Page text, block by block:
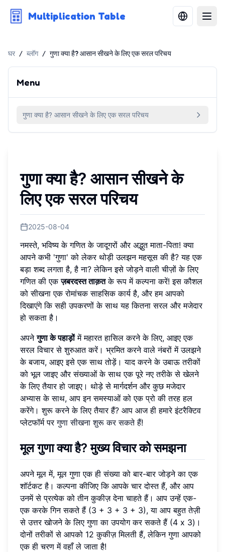
Multiplication Table
घर / ब्लॉग / गुणा क्या है? आसान सीखने के लिए एक सरल परिचय
Menu
गुणा क्या है? आसान सीखने के लिए एक सरल परिचय
गुणा क्या है? आसान सीखने के
लिए एक सरल परिचय
2025-08-04
नमस्ते, भविष्य के गणित के जादूगरों और अद्भुत माता-पिता! क्या
आपने कभी 'गुणा' को लेकर थोड़ी उलझन महसूस की है? यह एक
बड़ा शब्द लगता है, है ना? लेकिन इसे जोड़ने वाली चीज़ों के लिए
गणित की एकज़बरदस्त ताक़तके रूप में कल्पना करें! इस कौशल
को सीखना एक रोमांचक साहसिक कार्य है, और हम आपको
दिखाएंगे कि सही उपकरणों के साथ यह कितना सरल और मजेदार
हो सकता है।
अपनेगुणा के पहाड़ोंमें महारत हासिल करने के लिए, आइए एक
सरल विचार से शुरुआत करें। भ्रमित करने वाले नंबरों में उलझने
के बजाय, आइए इसे एक साथ तोड़ें। याद करने के उबाऊ तरीकों
को भूल जाइए और संख्याओं के साथ एक पूरे नए तरीके से खेलने
के लिए तैयार हो जाइए। थोड़े से मार्गदर्शन और कुछ मजेदार
अभ्यास के साथ, आप इन समस्याओं को एक प्रो की तरह हल
करेंगे। शुरू करने के लिए तैयार हैं? आप आज ही हमारे इंटरैक्टिव
प्लेटफॉर्म परगुणा सीखना शुरू कर सकते हैं!
मूल गुणा क्या है? मुख्य विचार को समझना
अपने मूल में, मूल गुणा एक ही संख्या को बार-बार जोड़ने का एक
शॉर्टकट है। कल्पना कीजिए कि आपके चार दोस्त हैं, और आप
उनमें से प्रत्येक को तीन कुकीज़ देना चाहते हैं। आप उन्हें एक-
एक करके गिन सकते हैं (3 + 3 + 3 + 3), या आप बहुत तेज़ी
से उत्तर खोजने के लिए गुणा का उपयोग कर सकते हैं (4 x 3)।
दोनों तरीकों से आपको 12 कुकीज़ मिलती हैं, लेकिन गुणा आपको
एक ही चरण में वहाँ ले जाता है!